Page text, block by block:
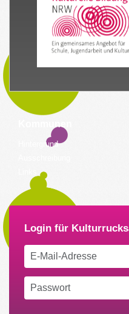
Hintergrund